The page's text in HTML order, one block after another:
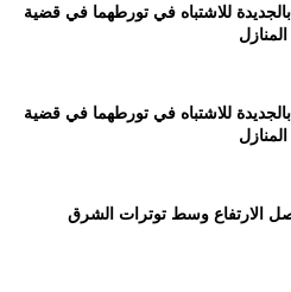
للاشتباه في تورطهما في قضية
للاشتباه في تورطهما في قضية
الارتفاع وسط توترات الشرق